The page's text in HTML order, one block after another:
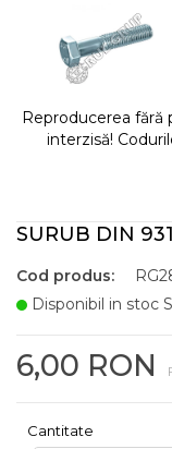
Reproducerea fără
interzisă!
SURUB DIN
Cod produs:
Disponibil in stoc
6,00 RON
Cantitate